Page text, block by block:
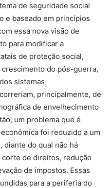
de seguridade social
e baseado em princípios
essa nova visão de
para modificar a
de proteção social,
do pós-guerra,
sistemas
principalmente, de
de envelhecimento
um problema que é
foi reduzido a um
diante do qual não há
de direitos, redução
de impostos. Essas
para a periferia do